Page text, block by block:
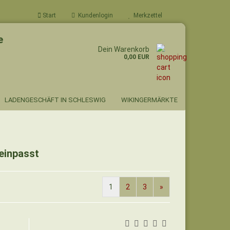
Start Kundenlogin Merkzettel
Dein Warenkorb
0,00 EUR
LADENGESCHÄFT IN SCHLESWIG WIKINGERMÄRKTE
1 2 3 »